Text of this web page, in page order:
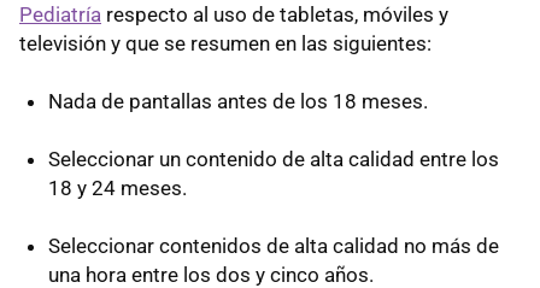
Pediatría respecto al uso de tabletas, móviles y
televisión y que se resumen en las siguientes:
Nada de pantallas antes de los 18 meses.
Seleccionar un contenido de alta calidad entre los
18 y 24 meses.
Seleccionar contenidos de alta calidad no más de
una hora entre los dos y cinco años.